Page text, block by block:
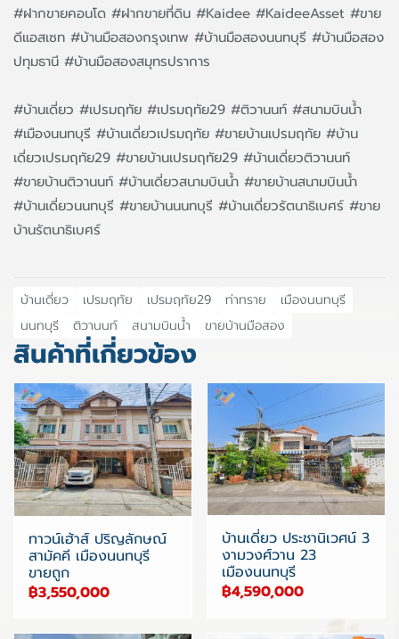
#ฝากขายคอนโด #ฝากขายที่ดิน #Kaidee #KaideeAsset #ขาย
ดีแอสเซท #บ้านมือสองกรุงเทพ #บ้านมือสองนนทบุรี #บ้านมือสอง
ปทุมธานี #บ้านมือสองสมุทรปราการ
#บ้านเดี่ยว #เปรมฤทัย #เปรมฤทัย29 #ติวานนท์ #สนามบินน้ำ
#เมืองนนทบุรี #บ้านเดี่ยวเปรมฤทัย #ขายบ้านเปรมฤทัย #บ้าน
เดี่ยวเปรมฤทัย29 #ขายบ้านเปรมฤทัย29 #บ้านเดี่ยวติวานนท์
#ขายบ้านติวานนท์ #บ้านเดี่ยวสนามบินน้ำ #ขายบ้านสนามบินน้ำ
#บ้านเดี่ยวนนทบุรี #ขายบ้านนนทบุรี #บ้านเดี่ยวรัตนาธิเบศร์ #ขาย
บ้านรัตนาธิเบศร์
บ้านเดี่ยว เปรมฤทัย เปรมฤทัย29 ท่าทราย
เมืองนนทบุรี
นนทบุรี
ติวานนท์ สนามบินน้ำ ขายบ้านมือสอง
สินค้าที่เกี่ยวข้อง
ทาวน์เฮ้าส์ ปริญลักษณ์
สามัคคี เมืองนนทบุรี
ขายถูก
฿3,550,000
บ้านเดี่ยว ประชานิเวศน์ 3
งามวงศ์วาน 23
เมืองนนทบุรี
฿4,590,000